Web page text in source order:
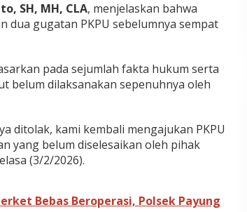
SH, MH, CLA, menjelaskan bahwa
dua gugatan PKPU sebelumnya sempat
pada sejumlah fakta hukum serta
belum dilaksanakan sepenuhnya oleh
ditolak, kami kembali mengajukan PKPU
yang belum diselesaikan oleh pihak
(3/2/2026).
Bebas Beroperasi, Polsek Payung